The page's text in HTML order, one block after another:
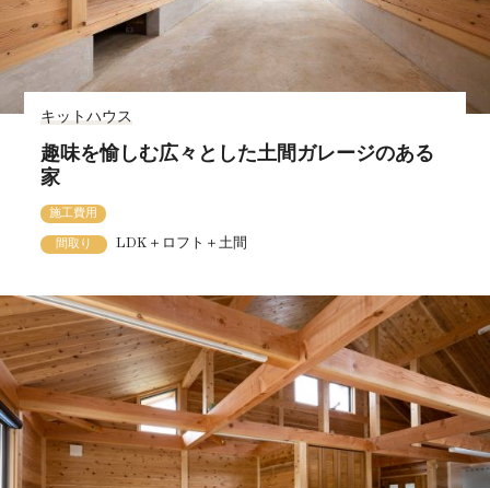
キットハウス
趣味を愉しむ広々とした土間ガレージのある
家
施工費用
間取り LDK＋ロフト＋土間